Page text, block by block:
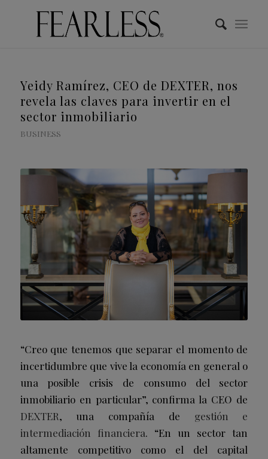
Yeidy Ramírez, CEO de DEXTER, nos
revela las claves para invertir en el
sector inmobiliario
BUSINESS
“Creo que tenemos que separar el momento de
incertidumbre que vive la economía en general o
una posible crisis de consumo del sector
inmobiliario en particular”, confirma la CEO de
DEXTER, una compañía de gestión e
intermediación financiera. “En un sector tan
altamente competitivo como el del capital